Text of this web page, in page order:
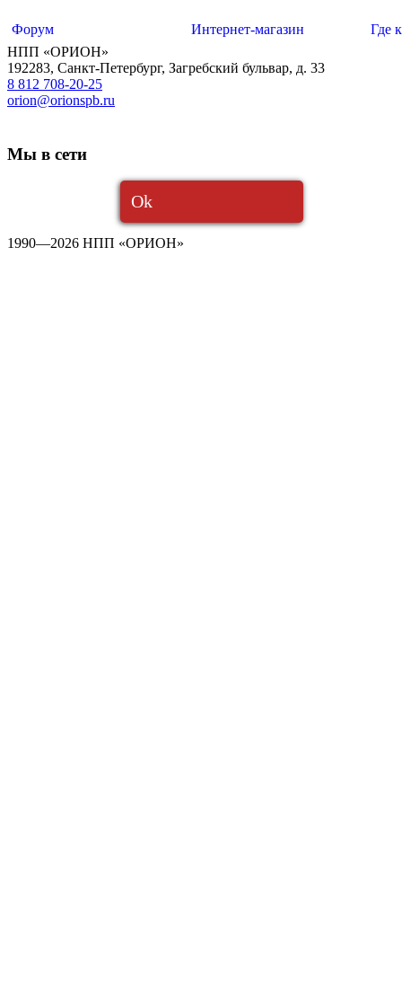
Форум Интернет-магазин
Где
НПП «ОРИОН»
192283, Санкт-Петербург, Загребский бульвар, д. 33
8 812 708-20-25
orion@orionspb.ru
Мы в сети
1990—2026 НПП «ОРИОН»
Ok